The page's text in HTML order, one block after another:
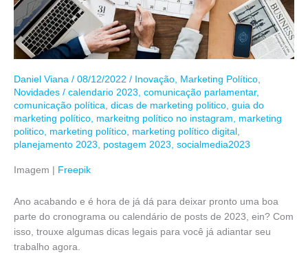
Daniel Viana / 08/12/2022 / Inovação, Marketing Político,
Novidades / calendario 2023, comunicação parlamentar,
comunicação política, dicas de marketing politico, guia do
marketing político, markeitng político no instagram, marketing
politico, marketing político, marketing político digital ,
planejamento 2023, postagem 2023, socialmedia2023
Imagem | Freepik
Ano acabando e é hora de já dá para deixar pronto uma boa
parte do cronograma ou calendário de posts de 2023, ein? Com
isso, trouxe algumas dicas legais para você já adiantar seu
trabalho agora.